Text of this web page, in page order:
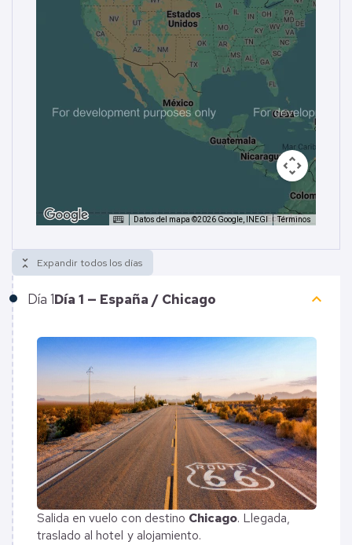
Día 1Día 1 — España / Chicago keyboard_arrow_up
Salida en vuelo con destino Chicago. Llegada,
traslado al hotel y alojamiento.
unfold_less Expandir todos los días
Datos del mapa ©2026 Google, INEGI Términos